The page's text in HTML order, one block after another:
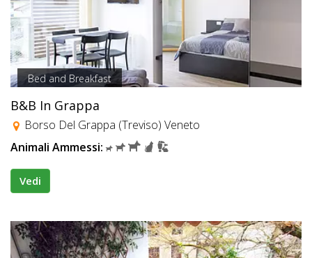
Bed and Breakfast
B&B In Grappa
Borso Del Grappa (Treviso) Veneto
Animali Ammessi:
Vedi